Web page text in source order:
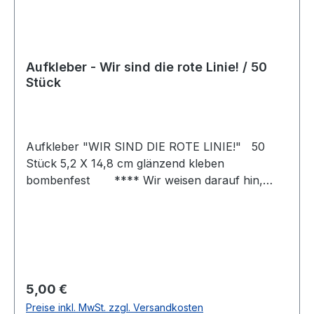
Aufkleber - Wir sind die rote Linie! / 50
Stück
Aufkleber "WIR SIND DIE ROTE LINIE!" 50
Stück 5,2 X 14,8 cm glänzend kleben
bombenfest **** Wir weisen darauf hin,
StGB, Sachbeschädigung) dar. Wir übernehmen
keine Verantwortung für widerrechtliche
Regulärer Preis:
5,00 €
Preise inkl. MwSt. zzgl. Versandkosten